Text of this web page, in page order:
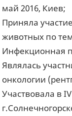
май 2016, Киев;
Приняла
животных по
Инфекционная
Являлась
онкологии
Участвовала в